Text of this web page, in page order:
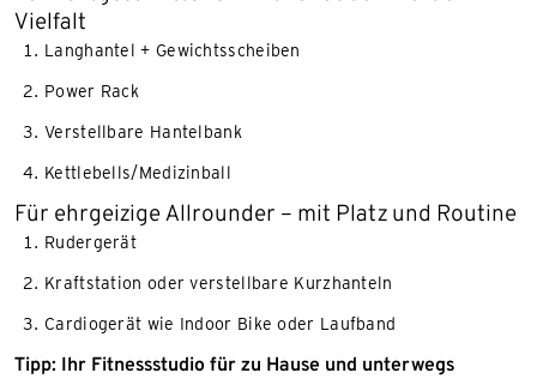
Vielfalt
Langhantel + Gewichtsscheiben
Power Rack
Verstellbare Hantelbank
Kettlebells/Medizinball
Für ehrgeizige Allrounder – mit Platz und Routine
Rudergerät
Kraftstation oder verstellbare Kurzhanteln
Cardiogerät wie Indoor Bike oder Laufband
Tipp: Ihr Fitnessstudio für zu Hause und unterwegs